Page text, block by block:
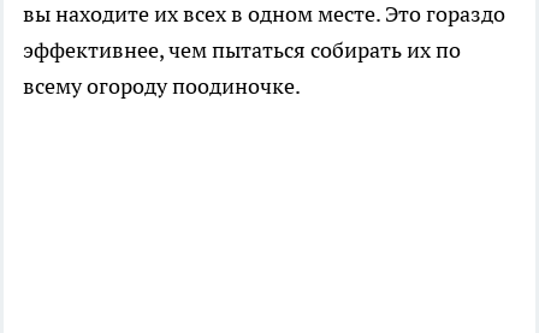
вы находите их всех в одном месте. Это гораздо
эффективнее, чем пытаться собирать их по
всему огороду поодиночке.